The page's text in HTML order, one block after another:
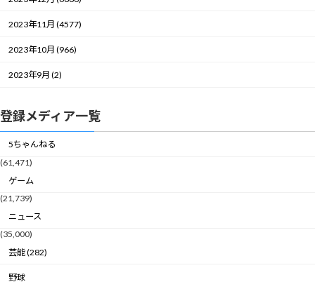
2023年11月 (4577)
2023年10月 (966)
2023年9月 (2)
登録メディア一覧
5ちゃんねる
(61,471)
ゲーム
(21,739)
ニュース
(35,000)
芸能 (282)
野球